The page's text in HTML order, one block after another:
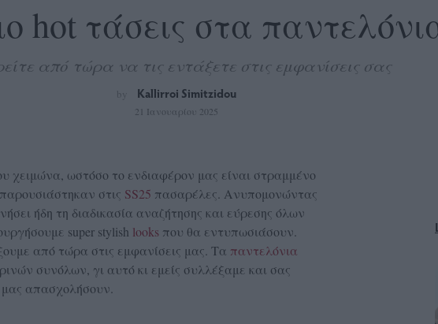
hot τάσεις στα
από τώρα να τις εντάξετε στις εμφανίσεις σας
by Kallirroi Simitzidou
21 Ιανουαρίου 2025
χειμώνα, ωστόσο το ενδιαφέρον μας είναι στραμμένο
στις SS25 πασαρέλες. Ανυπομονώντας
ήδη τη διαδικασία αναζήτησης και εύρεσης όλων
super stylish looks που θα εντυπωσιάσουν.
από τώρα στις εμφανίσεις μας. Τα παντελόνια
συνόλων, γι αυτό κι εμείς συλλέξαμε και σας
απασχολήσουν.